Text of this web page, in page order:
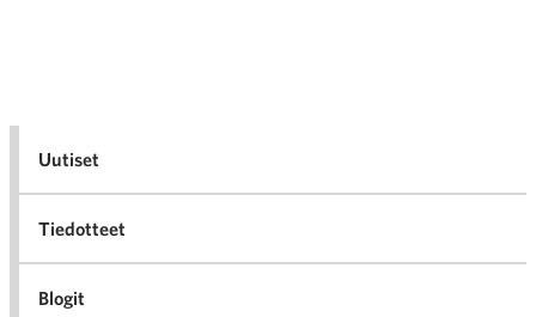
Uutiset
Tiedotteet
Blogit